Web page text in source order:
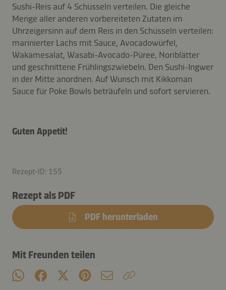
Sushi-Reis auf 4 Schüsseln verteilen. Die gleiche
Menge aller anderen vorbereiteten Zutaten im
Uhrzeigersinn auf dem Reis in den Schüsseln verteilen:
marinierter Lachs mit Sauce, Avocadowürfel,
Wakamesalat, Wasabi-Avocado-Püree, Noriblätter
und geschnittene Frühlingszwiebeln. Den Sushi-Ingwer
in der Mitte anordnen. Auf Wunsch mit Kikkoman
Sauce für Poke Bowls beträufeln und sofort servieren.
Guten Appetit!
Rezept-ID: 155
Rezept als PDF
PDF herunterladen
Mit Freunden teilen